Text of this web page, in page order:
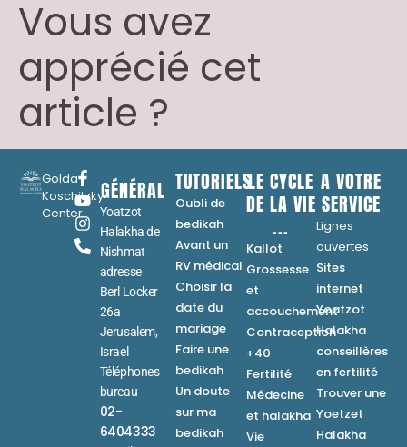
Vous avez
apprécié cet
article ?
Golda
Koschitzky
Center
GÉNÉRAL
Yoatzot
Halakha de
Nishmat
adresse
Berl Locker
26a
Jerusalem,
Israel
Téléphones
bureau
02-
6404333
TUTORIELS
Oubli de
bedikah
Avant un
RV médical
Choisir la
date du
mariage
Faire une
bedikah
Un doute
sur ma
bedikah
LE CYCLE
DE LA VIE
...
Kallot
Grossesse
et
accouchement
Contraception
+40
Fertilité
Médecine
et halakha
Vie
A VOTRE
SERVICE
Lignes
ouvertes
Sites
internet
Yoatzot
Halakha
conseillères
en fertilité
Trouver une
Yoetzet
Halakha